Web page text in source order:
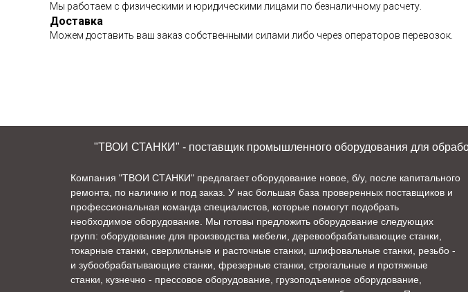
Мы работаем с физическими и юридическими лицами по безналичному расчету.
Доставка
Можем доставить ваш заказ собственными силами либо через операторов перевозок.
"ТВОИ СТАНКИ" - поставщик промышленного оборудования для
Компания "ТВОИ СТАНКИ" предлагает оборудование новое, б/у, после капитального
ремонта, по наличию и под заказ. У нас большая база проверенных поставщиков и
профессиональная команда специалистов, которые помогут подобрать
необходимое оборудование. Мы готовы предложить оборудование следующих
групп: оборудование для производства мебели, деревообрабатывающие станки,
токарные станки, сверлильные и расточные станки, шлифовальные станки, резьбо -
и зубообрабатывающие станки, фрезерные станки, строгальные и протяжные
станки, кузнечно - прессовое оборудование, грузоподъемное оборудование,